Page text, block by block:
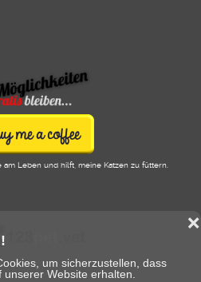
um sicherzustellen, dass
Website erhalten.
❌
Leben und hilft, meine Katzen zu füttern.